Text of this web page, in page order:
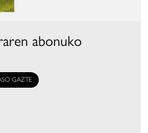
abonuko
GAZTE